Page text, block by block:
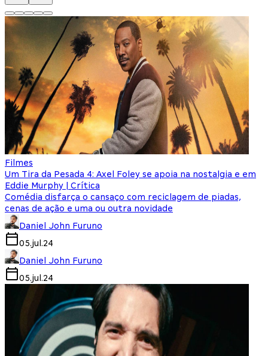
Filmes
Um Tira da Pesada 4: Axel Foley se apoia na nostalgia e em
Eddie Murphy | Crítica
Comédia disfarça o cansaço com reciclagem de piadas,
cenas de ação e uma ou outra novidade
Daniel John Furuno
05.jul.24
Daniel John Furuno
05.jul.24